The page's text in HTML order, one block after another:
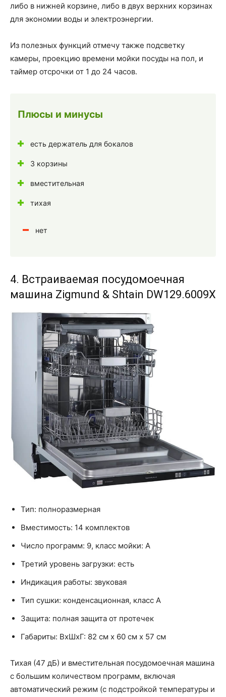
либо в нижней корзине, либо в двух верхних корзинах
для экономии воды и электроэнергии.
Из полезных функций отмечу также подсветку
камеры, проекцию времени мойки посуды на пол, и
таймер отсрочки от 1 до 24 часов.
Плюсы и минусы
есть держатель для бокалов
3 корзины
вместительная
тихая
нет
4. Встраиваемая посудомоечная
машина Zigmund & Shtain DW129.6009X
Тип: полноразмерная
Вместимость: 14 комплектов
Число программ: 9, класс мойки: A
Третий уровень загрузки: есть
Индикация работы: звуковая
Тип сушки: конденсационная, класс A
Защита: полная защита от протечек
Габариты: ВхШхГ: 82 см х 60 см х 57 см
Тихая (47 дБ) и вместительная посудомоечная машина
с большим количеством программ, включая
автоматический режим (с подстройкой температуры и